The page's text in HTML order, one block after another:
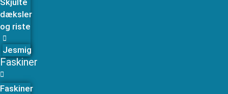
Skjulte
dæksler
og riste
Jesmig
Faskiner
Faskiner